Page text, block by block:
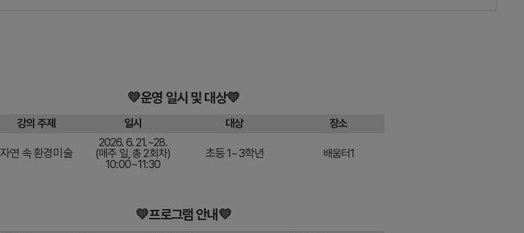
💛운영 일시 및 대상💛
강의 주제 일시 대상 장소
자연 속 환경미술
2026. 6. 21.~28.
(매주 일, 총 2회차)
10:00~11:30
초등 1~3학년 배움터1
💛프로그램 안내💛